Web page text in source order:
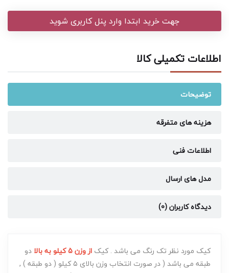
جهت خرید ابتدا وارد پنل کاربری شوید
اطلاعات تکمیلی کالا
توضیحات
هزینه های متفرقه
اطلاعات فنی
مدل های ارسال
دیدگاه کاربران (0)
کیک مورد نظر تک رنگ می باشد . کیک از وزن 5 کیلو به بالا
دو
طبقه می باشد ( در صورت انتخاب وزن بالای ۵ کیلو ( دو طبقه ) ,